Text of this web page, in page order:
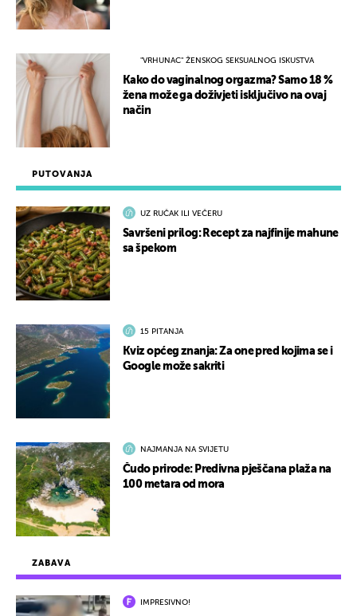
ZABAVA
IMPRESIVNO!
PUTOVANJA
UZ RUČAK ILI VEČERU
Savršeni prilog: Recept za najfinije mahune
sa špekom
15 PITANJA
Kviz općeg znanja: Za one pred kojima se i
Google može sakriti
NAJMANJA NA SVIJETU
Čudo prirode: Predivna pješčana plaža na
100 metara od mora
"VRHUNAC" ŽENSKOG SEKSUALNOG ISKUSTVA
Kako do vaginalnog orgazma? Samo 18 %
žena može ga doživjeti isključivo na ovaj
način